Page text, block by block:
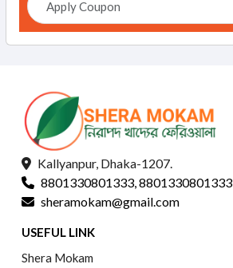
Kallyanpur, Dhaka-1207.
8801330801333, 8801330801333
sheramokam@gmail.com
USEFUL LINK
Shera Mokam